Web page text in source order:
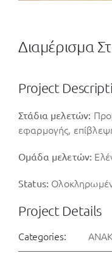
Διαμέρισμα
Project
Στάδια μελετών:
εφαρμογής,
Ομάδα μελετών:
Status:
Project Details
Categories: